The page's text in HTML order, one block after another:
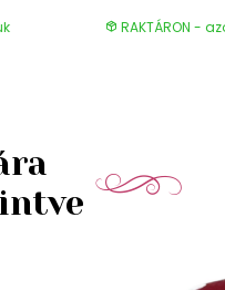
RAKTÁRON -